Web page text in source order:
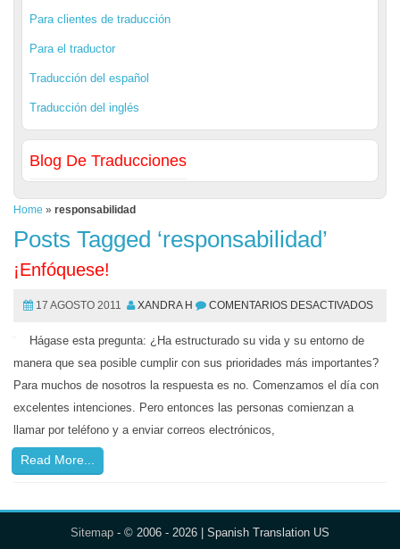
Para clientes de traducción
Para el traductor
Traducción del español
Traducción del inglés
Blog De Traducciones
Home » responsabilidad
Posts Tagged ‘responsabilidad’
¡Enfóquese!
17 AGOSTO 2011 XANDRA H COMENTARIOS DESACTIVADOS
Hágase esta pregunta: ¿Ha estructurado su vida y su entorno de
manera que sea posible cumplir con sus prioridades más importantes?
Para muchos de nosotros la respuesta es no. Comenzamos el día con
excelentes intenciones. Pero entonces las personas comienzan a
llamar por teléfono y a enviar correos electrónicos,
Read More...
Sitemap - © 2006 - 2026 | Spanish Translation US